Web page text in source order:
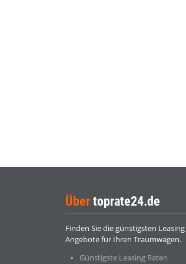
Über toprate24.de
Finden Sie die günstigsten Leasing
Angebote für Ihren Traumwagen.
Günstigste Leasing Raten